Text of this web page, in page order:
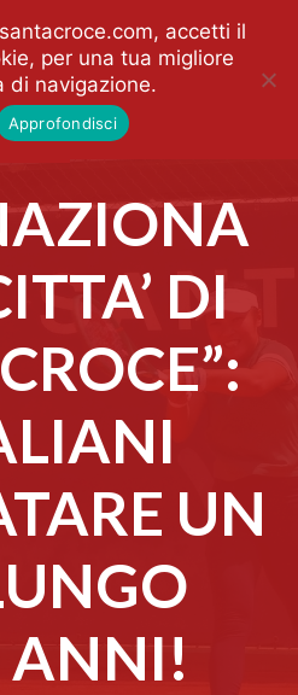
DI
UN
ANNI!
accetti il
per una tua migliore
di navigazione.
Approfondisci